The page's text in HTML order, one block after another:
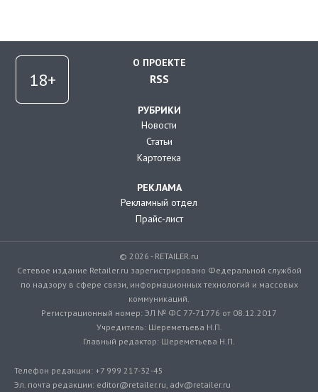
О ПРОЕКТЕ
RSS
РУБРИКИ
Новости
Статьи
Картотека
РЕКЛАМА
Рекламный отдел
Прайс-лист
© 2026 - RETAILER.ru
Сетевое издание Retailer.ru зарегистрировано Федеральной службой
по надзору в сфере связи, информационных технологий и массовых
коммуникаций.
Регистрационный номер: ЭЛ № ФС 77-71776 от 08.12.2017
Учредитель: Шереметьева Н.П.
Главный редактор: Шереметьева Н.П.
Телефон редакции: +7 999 217-32-45
Эл. почта редакции: editor@retailer.ru, adv@retailer.ru